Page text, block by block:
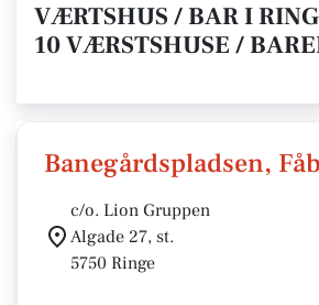
VÆRTSHUS / BAR I
10 VÆRSTSHUSE /
Banegårdspladsen,
c/o. Lion Gruppen
Algade 27, st.
5750 Ringe